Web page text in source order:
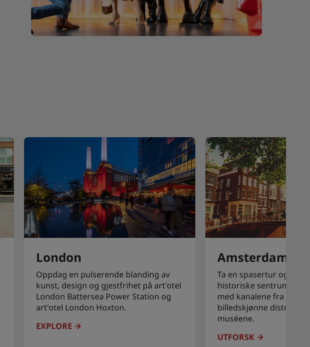
London
Oppdag en pulserende blanding av
kunst, design og gjestfrihet på art'otel
London Battersea Power Station og
art'otel London Hoxton.
EXPLORE
Amsterdam
Ta en spasertur og
historiske sentrum av
med kanalene fra 1600-
billedskjønne distrikter
muséene.
UTFORSK